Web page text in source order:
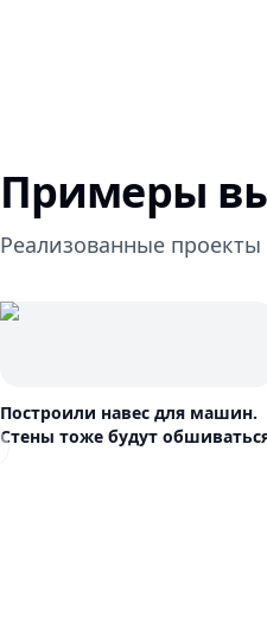
Примеры
Реализованные проекты
Построили навес для машин.
Стены тоже будут